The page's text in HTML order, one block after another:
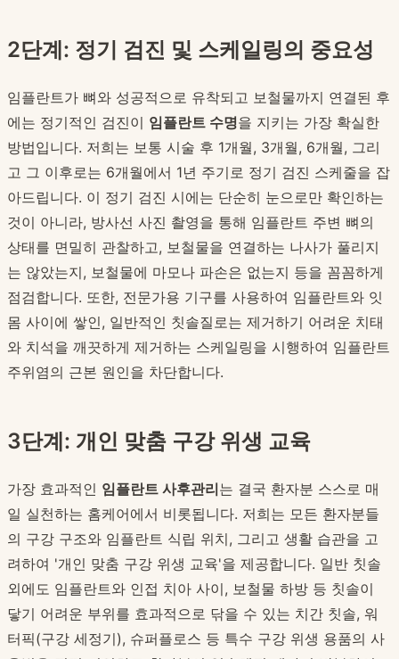
2단계: 정기 검진 및 스케일링의 중요성
임플란트가 뼈와 성공적으로 유착되고 보철물까지 연결된 후
에는 정기적인 검진이 임플란트 수명을 지키는 가장 확실한
방법입니다. 저희는 보통 시술 후 1개월, 3개월, 6개월, 그리
고 그 이후로는 6개월에서 1년 주기로 정기 검진 스케줄을 잡
아드립니다. 이 정기 검진 시에는 단순히 눈으로만 확인하는
것이 아니라, 방사선 사진 촬영을 통해 임플란트 주변 뼈의
상태를 면밀히 관찰하고, 보철물을 연결하는 나사가 풀리지
는 않았는지, 보철물에 마모나 파손은 없는지 등을 꼼꼼하게
점검합니다. 또한, 전문가용 기구를 사용하여 임플란트와 잇
몸 사이에 쌓인, 일반적인 칫솔질로는 제거하기 어려운 치태
와 치석을 깨끗하게 제거하는 스케일링을 시행하여 임플란트
주위염의 근본 원인을 차단합니다.
3단계: 개인 맞춤 구강 위생 교육
가장 효과적인 임플란트 사후관리는 결국 환자분 스스로 매
일 실천하는 홈케어에서 비롯됩니다. 저희는 모든 환자분들
의 구강 구조와 임플란트 식립 위치, 그리고 생활 습관을 고
려하여 '개인 맞춤 구강 위생 교육'을 제공합니다. 일반 칫솔
외에도 임플란트와 인접 치아 사이, 보철물 하방 등 칫솔이
닿기 어려운 부위를 효과적으로 닦을 수 있는 치간 칫솔, 워
터픽(구강 세정기), 슈퍼플로스 등 특수 구강 위생 용품의 사